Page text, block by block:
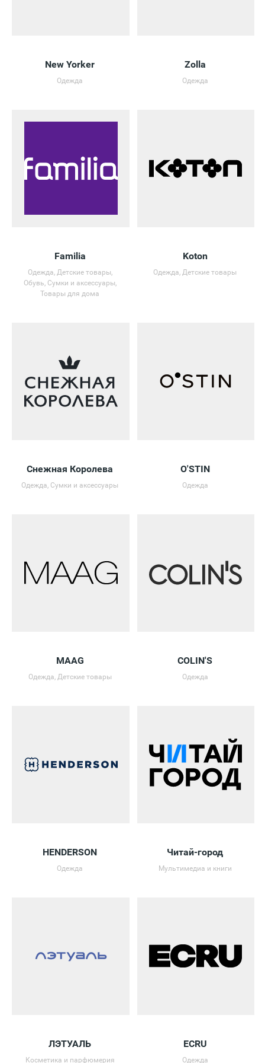
New Yorker
Одежда
Zolla
Одежда
Familia
Одежда, Детские товары,
Обувь, Сумки и аксессуары,
Товары для дома
Koton
Одежда, Детские товары
Снежная Королева
Одежда, Сумки и аксессуары
O'STIN
Одежда
MAAG
Одежда, Детские товары
COLIN'S
Одежда
HENDERSON
Одежда
Читай-город
Мультимедиа и книги
ЛЭТУАЛЬ
Косметика и парфюмерия
ECRU
Одежда